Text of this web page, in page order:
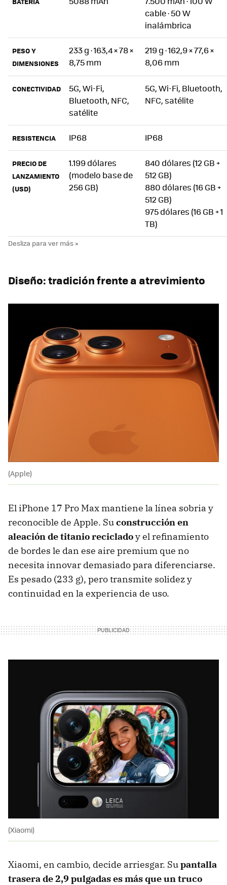
cable · 50 W
inalámbrica
PESO Y
DIMENSIONES
233 g · 163,4 × 78 ×
8,75 mm
219 g · 162,9 × 77,6 ×
8,06 mm
CONECTIVIDAD
5G, Wi-Fi,
Bluetooth, NFC,
satélite
5G, Wi-Fi, Bluetooth,
NFC, satélite
RESISTENCIA IP68 IP68
PRECIO DE
LANZAMIENTO
(USD)
1.199 dólares
(modelo base de
256 GB)
840 dólares (12 GB +
512 GB)
880 dólares (16 GB +
512 GB)
975 dólares (16 GB + 1
TB)
Diseño: tradición frente a atrevimiento
(Apple)
El iPhone 17 Pro Max mantiene la línea sobria y
reconocible de Apple. Suconstrucción en
aleación de titanio recicladoy el refinamiento
de bordes le dan ese aire premium que no
necesita innovar demasiado para diferenciarse.
Es pesado (233 g), pero transmite solidez y
continuidad en la experiencia de uso.
(Xiaomi)
Xiaomi, en cambio, decide arriesgar. Supantalla
trasera de 2,9 pulgadases más que un truco